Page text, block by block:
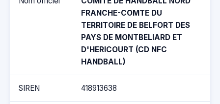
FRANCHE-COMTE DU
TERRITOIRE DE BELFORT DES
PAYS DE MONTBELIARD ET
D'HERICOURT (CD NFC
HANDBALL)
SIREN 418913638